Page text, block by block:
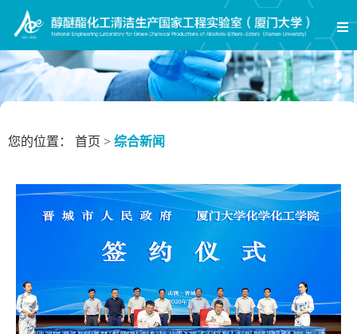
您的位置： 首页 > 综合新闻